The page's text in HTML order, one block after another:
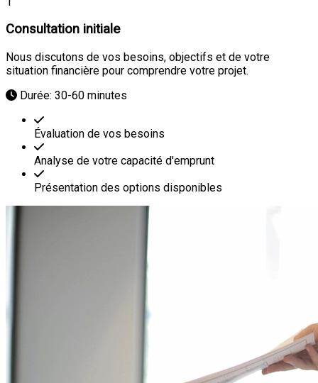
Consultation initiale
Nous discutons de vos besoins, objectifs et de votre
situation financière pour comprendre votre projet.
Durée: 30-60 minutes
Évaluation de vos besoins
Analyse de votre capacité d'emprunt
Présentation des options disponibles